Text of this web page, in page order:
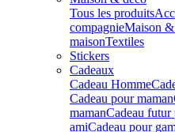
Tous les produits
compagnieMaison
maisonTextiles
Stickers
Cadeaux
Cadeau Homme
Cadeau pour maman
mamanCadeau futur
amiCadeau pour